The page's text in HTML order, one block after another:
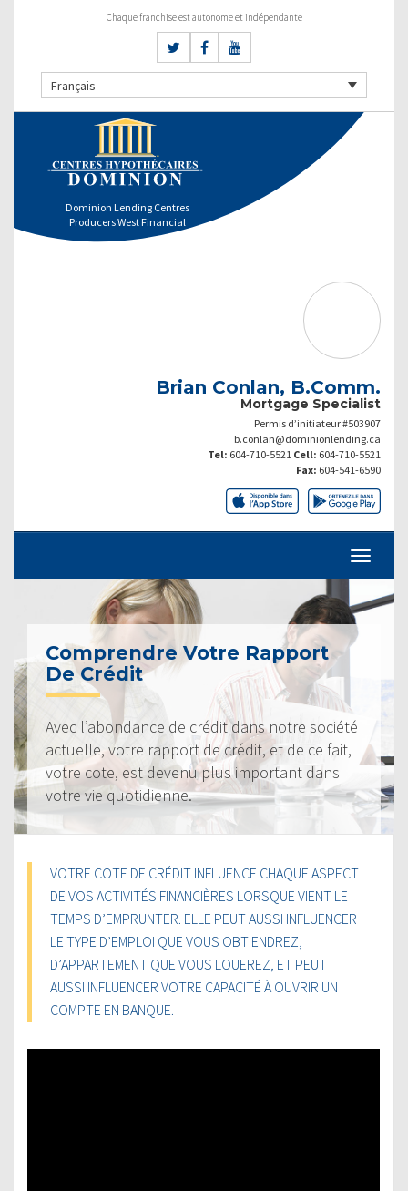
Chaque franchise est autonome et indépendante
Français
Dominion Lending Centres
Producers West Financial
Brian Conlan, B.Comm.
Mortgage Specialist
Permis d’initiateur #503907
b.conlan@dominionlending.ca
Tel: 604-710-5521 Cell: 604-710-5521
Fax: 604-541-6590
Comprendre Votre Rapport
De Crédit
Avec l’abondance de crédit dans notre société
actuelle, votre rapport de crédit, et de ce fait,
votre cote, est devenu plus important dans
votre vie quotidienne.
VOTRE COTE DE CRÉDIT INFLUENCE CHAQUE ASPECT
DE VOS ACTIVITÉS FINANCIÈRES LORSQUE VIENT LE
TEMPS D’EMPRUNTER. ELLE PEUT AUSSI INFLUENCER
LE TYPE D’EMPLOI QUE VOUS OBTIENDREZ,
D’APPARTEMENT QUE VOUS LOUEREZ, ET PEUT
AUSSI INFLUENCER VOTRE CAPACITÉ À OUVRIR UN
COMPTE EN BANQUE.